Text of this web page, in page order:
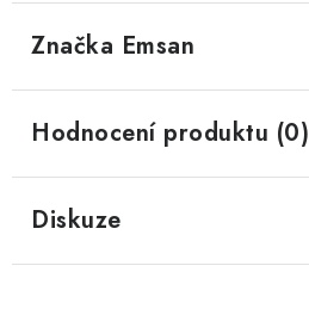
Značka Emsan
Hodnocení produktu (0)
Diskuze